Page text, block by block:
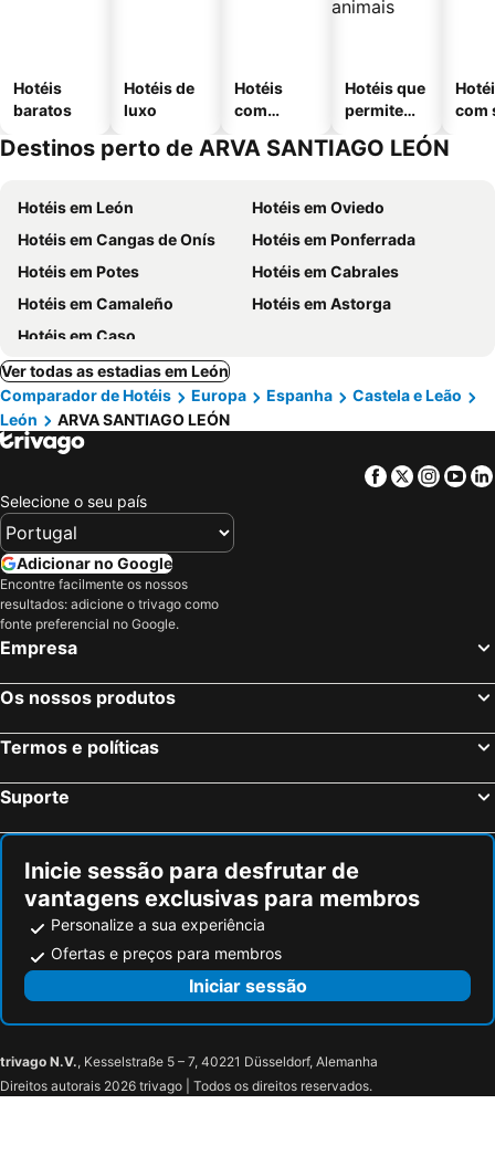
Hotéis
baratos
Hotéis de
luxo
Hotéis
com
Hotéis que
permitem
com
Destinos perto de ARVA SANTIAGO LEÓN
Hotéis em León
Hotéis em Oviedo
Hotéis em Cangas de Onís
Hotéis em Ponferrada
Hotéis em Potes
Hotéis em Cabrales
Hotéis em Camaleño
Hotéis em Astorga
Hotéis em Caso
Ver todas as estadias em León
Comparador de Hotéis
Europa Espanha
Castela e Leão
León
ARVA SANTIAGO LEÓN
Facebook
Twitter
Selecione o seu país
Adicionar no Google
Encontre facilmente os nossos
resultados: adicione o trivago como
fonte preferencial no Google.
Empresa
Os nossos produtos
Termos e políticas
Suporte
Inicie sessão para desfrutar de
vantagens exclusivas para membros
Personalize a sua experiência
Ofertas e preços para membros
Iniciar sessão
trivago N.V., Kesselstraße 5 – 7, 40221 Düsseldorf, Alemanha
Direitos autorais 2026 trivago | Todos os direitos reservados.